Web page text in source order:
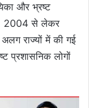
और भ्रष्ट
2004 से लेकर
राज्यों में की गई
प्रशासनिक लोगों